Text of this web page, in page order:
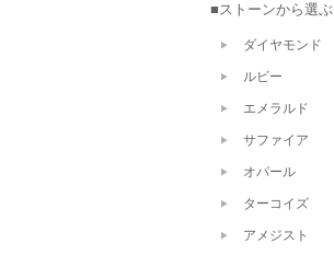
■ストーンから選ぶ
ダイヤモンド
ルビー
エメラルド
サファイア
オパール
ターコイズ
アメジスト